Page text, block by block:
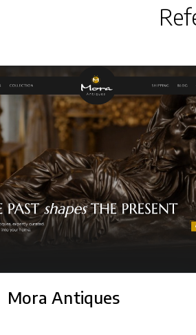
Mora Antiques